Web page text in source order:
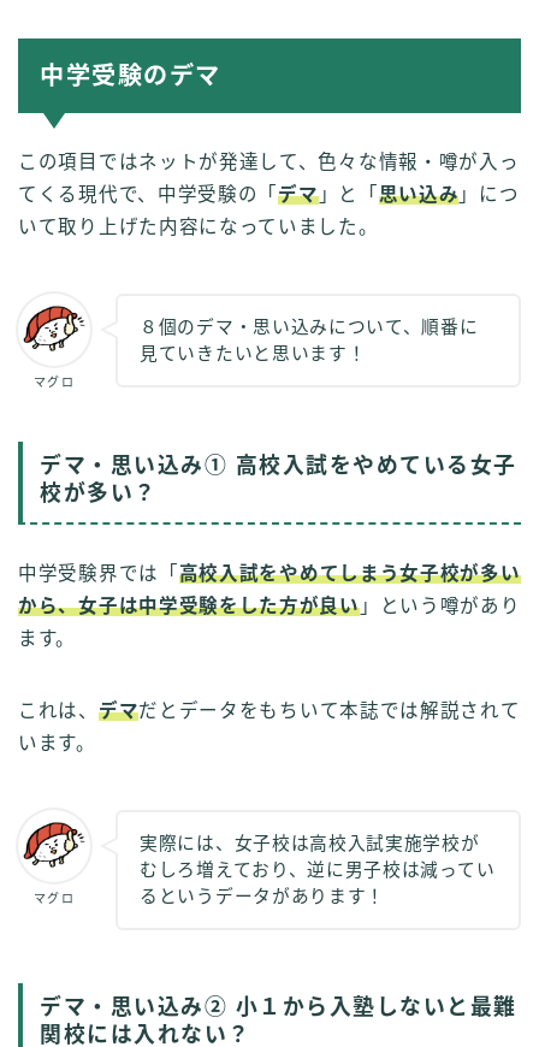
中学受験のデマ
この項目ではネットが発達して、色々な情報・噂が入っ
てくる現代で、中学受験の「デマ」と「 思い込み 」につ
いて取り上げた内容になっていました。
マグロ
８個のデマ・思い込みについて、順番に
見ていきたいと思います！
デマ・思い込み① 高校入試をやめている女子
校が多い？
中学受験界では「 高校入試をやめてしまう女子校が多い
から、女子は中学受験をした方が良い」という噂があり
ます。
これは、 デマだとデータをもちいて本誌では解説されて
います。
マグロ
実際には、女子校は高校入試実施学校が
むしろ増えており、逆に男子校は減ってい
るというデータがあります！
デマ・思い込み② 小１から入塾しないと最難
関校には入れない？